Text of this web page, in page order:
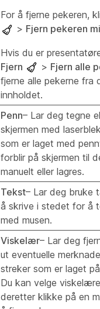
For å fjerne pekeren,
> Fjern pekeren
Hvis du er
Fjern
> Fjern alle
fjerne alle pekerne fra
innholdet.
Penn– Lar deg tegne
skjermen med
som er laget med
forblir på skjermen til
manuelt eller lagres.
Tekst– Lar deg bruke
å skrive i stedet for å
med musen.
Viskelær– Lar deg
ut eventuelle
streker som er laget
Du kan velge
deretter klikke på en